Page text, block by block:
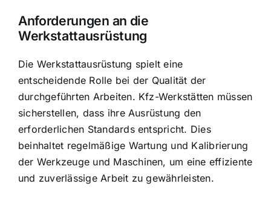
Anforderungen an die
Werkstattausrüstung
Die Werkstattausrüstung spielt eine
entscheidende Rolle bei der Qualität der
durchgeführten Arbeiten. Kfz-Werkstätten müssen
sicherstellen, dass ihre Ausrüstung den
erforderlichen Standards entspricht. Dies
beinhaltet regelmäßige Wartung und Kalibrierung
der Werkzeuge und Maschinen, um eine effiziente
und zuverlässige Arbeit zu gewährleisten.